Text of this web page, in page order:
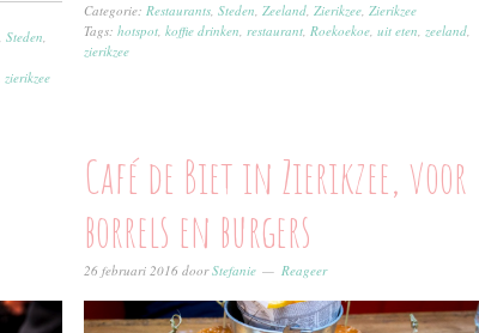
Steden
zierikzee
Categorie: Restaurants, Steden, Zeeland, Zierikzee, Zierikzee
Tags: hotspot, koffie drinken, restaurant, Roekoekoe, uit eten, zeeland,
zierikzee
Café de Biet in Zierikzee, voor
borrels en burgers
26 februari 2016 doorStefanie Reageer